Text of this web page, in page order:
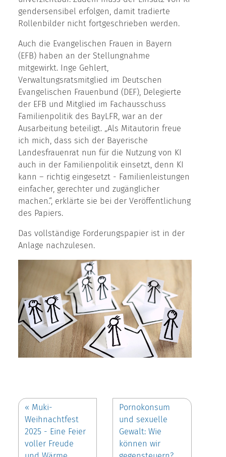
gendersensibel erfolgen, damit tradierte
Rollenbilder nicht fortgeschrieben werden.
Auch die Evangelischen Frauen in Bayern
(EFB) haben an der Stellungnahme
mitgewirkt. Inge Gehlert,
Verwaltungsratsmitglied im Deutschen
Evangelischen Frauenbund (DEF), Delegierte
der EFB und Mitglied im Fachausschuss
Familienpolitik des BayLFR, war an der
Ausarbeitung beteiligt. „Als Mitautorin freue
ich mich, dass sich der Bayerische
Landesfrauenrat nun für die Nutzung von KI
auch in der Familienpolitik einsetzt, denn KI
kann – richtig eingesetzt - Familienleistungen
einfacher, gerechter und zugänglicher
machen.“, erklärte sie bei der Veröffentlichung
des Papiers.
Das vollständige Forderungspapier ist in der
Anlage nachzulesen.
« Muki-
Weihnachtfest
2025 - Eine Feier
voller Freude
Pornokonsum
und sexuelle
Gewalt: Wie
können wir